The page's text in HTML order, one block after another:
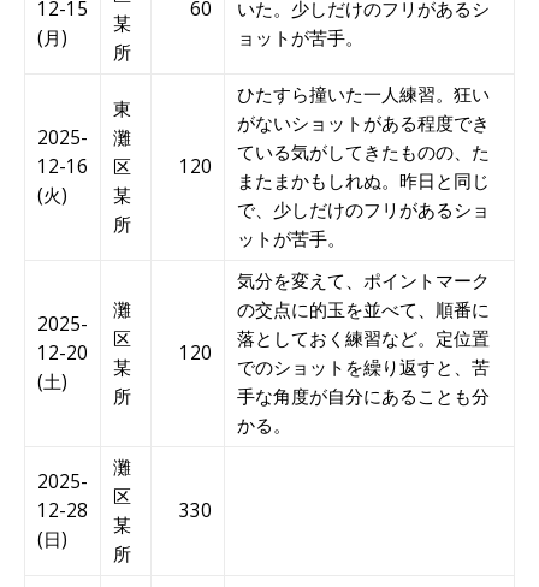
12-15
(月)
某
所
60
いた。少しだけのフリがあるシ
ョットが苦手。
2025-
12-16
(火)
東
灘
区
某
所
120
ひたすら撞いた一人練習。狂い
がないショットがある程度でき
ている気がしてきたものの、た
またまかもしれぬ。昨日と同じ
で、少しだけのフリがあるショ
ットが苦手。
2025-
12-20
(土)
灘
区
某
所
120
気分を変えて、ポイントマーク
の交点に的玉を並べて、順番に
落としておく練習など。定位置
でのショットを繰り返すと、苦
手な角度が自分にあることも分
かる。
2025-
12-28
(日)
灘
区
某
所
330